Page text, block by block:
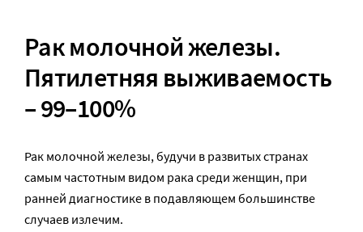
Рак молочной железы.
Пятилетняя выживаемость
– 99–100%
Рак молочной железы, будучи в развитых странах
самым частотным видом рака среди женщин, при
ранней диагностике в подавляющем большинстве
случаев излечим.